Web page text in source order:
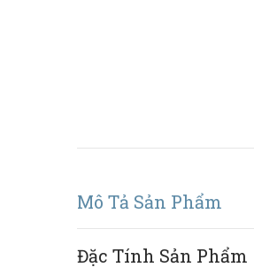
Mô Tả Sản Phẩm
Đặc Tính Sản Phẩm